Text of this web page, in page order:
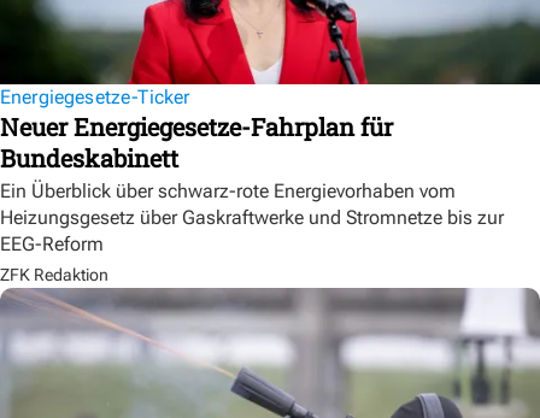
Energiegesetze-Ticker
Neuer Energiegesetze-Fahrplan für
Bundeskabinett
Ein Überblick über schwarz-rote Energievorhaben vom
Heizungsgesetz über Gaskraftwerke und Stromnetze bis zur
EEG-Reform
ZFK Redaktion